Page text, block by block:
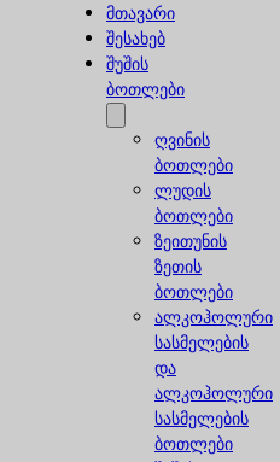
მთავარი
შესახებ
შუშის
ბოთლები
ღვინის
ბოთლები
ლუდის
ბოთლები
ზეითუნის
ზეთის
ბოთლები
ალკოჰოლური
სასმელების
და
ალკოჰოლური
სასმელების
ბოთლები